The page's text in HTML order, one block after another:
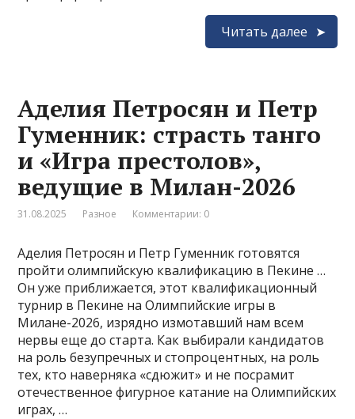
Читать далее
Аделия Петросян и Петр
Гуменник: страсть танго
и «Игра престолов»,
ведущие в Милан-2026
31.08.2025 Разное Комментарии: 0
Аделия Петросян и Петр Гуменник готовятся
пройти олимпийскую квалификацию в Пекине …
Он уже приближается, этот квалификационный
турнир в Пекине на Олимпийские игры в
Милане-2026, изрядно измотавший нам всем
нервы еще до старта. Как выбирали кандидатов
на роль безупречных и стопроцентных, на роль
тех, кто наверняка «сдюжит» и не посрамит
отечественное фигурное катание на Олимпийских
играх, …